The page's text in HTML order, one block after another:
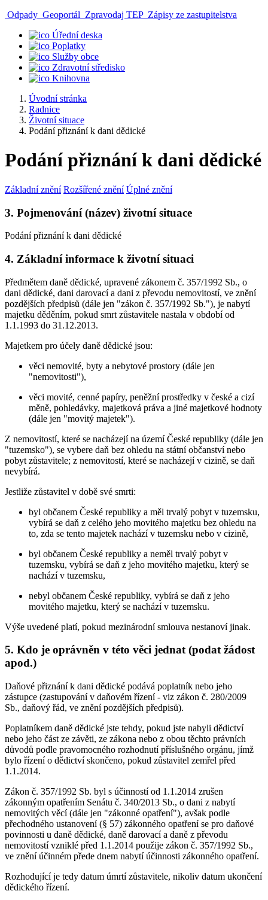
Odpady Geoportál Zpravodaj TEP Zápisy ze zastupitelstva
Úřední deska
Poplatky
Služby obce
Zdravotní středisko
Knihovna
Úvodní stránka
Radnice
Životní situace
Podání přiznání k dani dědické
Podání přiznání k dani dědické
Základní znění Rozšířené znění Úplné znění
3. Pojmenování (název) životní situace
Podání přiznání k dani dědické
4. Základní informace k životní situaci
Předmětem daně dědické, upravené zákonem č. 357/1992 Sb., o
dani dědické, dani darovací a dani z převodu nemovitostí, ve znění
pozdějších předpisů (dále jen "zákon č. 357/1992 Sb."), je nabytí
majetku děděním, pokud smrt zůstavitele nastala v období od
1.1.1993 do 31.12.2013.
Majetkem pro účely daně dědické jsou:
věci nemovité, byty a nebytové prostory (dále jen
"nemovitosti"),
věci movité, cenné papíry, peněžní prostředky v české a cizí
měně, pohledávky, majetková práva a jiné majetkové hodnoty
(dále jen "movitý majetek").
Z nemovitostí, které se nacházejí na území České republiky (dále jen
"tuzemsko"), se vybere daň bez ohledu na státní občanství nebo
pobyt zůstavitele; z nemovitostí, které se nacházejí v cizině, se daň
nevybírá.
Jestliže zůstavitel v době své smrti:
byl občanem České republiky a měl trvalý pobyt v tuzemsku,
vybírá se daň z celého jeho movitého majetku bez ohledu na
to, zda se tento majetek nachází v tuzemsku nebo v cizině,
byl občanem České republiky a neměl trvalý pobyt v
tuzemsku, vybírá se daň z jeho movitého majetku, který se
nachází v tuzemsku,
nebyl občanem České republiky, vybírá se daň z jeho
movitého majetku, který se nachází v tuzemsku.
Výše uvedené platí, pokud mezinárodní smlouva nestanoví jinak.
5. Kdo je oprávněn v této věci jednat (podat žádost
apod.)
Daňové přiznání k dani dědické podává poplatník nebo jeho
zástupce (zastupování v daňovém řízení - viz zákon č. 280/2009
Sb., daňový řád, ve znění pozdějších předpisů).
Poplatníkem daně dědické jste tehdy, pokud jste nabyli dědictví
nebo jeho část ze závěti, ze zákona nebo z obou těchto právních
důvodů podle pravomocného rozhodnutí příslušného orgánu, jímž
bylo řízení o dědictví skončeno, pokud zůstavitel zemřel před
1.1.2014.
Zákon č. 357/1992 Sb. byl s účinností od 1.1.2014 zrušen
zákonným opatřením Senátu č. 340/2013 Sb., o dani z nabytí
nemovitých věcí (dále jen "zákonné opatření"), avšak podle
přechodného ustanovení (§ 57) zákonného opatření se pro daňové
povinnosti u daně dědické, daně darovací a daně z převodu
nemovitostí vzniklé před 1.1.2014 použije zákon č. 357/1992 Sb.,
ve znění účinném přede dnem nabytí účinnosti zákonného opatření.
Rozhodující je tedy datum úmrtí zůstavitele, nikoliv datum ukončení
dědického řízení.